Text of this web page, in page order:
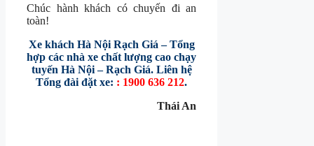
Chúc hành khách có chuyến đi an
toàn!
Xe khách Hà Nội Rạch Giá – Tổng
hợp các nhà xe chất lượng cao chạy
tuyến Hà Nội – Rạch Giá. Liên hệ
Tổng đài đặt xe: : 1900 636 212.
Thái An